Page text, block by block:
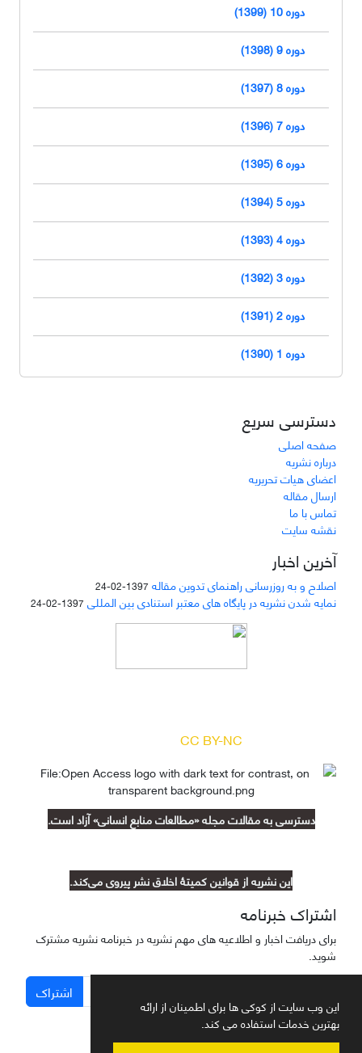
این وب سایت از کوکی ها برای اطمینان از ارائه
بهترین خدمات استفاده می کند.
دوره 10 (1399)
دوره 9 (1398)
دوره 8 (1397)
دوره 7 (1396)
دوره 6 (1395)
دوره 5 (1394)
دوره 4 (1393)
دوره 3 (1392)
دوره 2 (1391)
دوره 1 (1390)
دسترسی سریع
صفحه اصلی
درباره نشریه
اعضای هیات تحریریه
ارسال مقاله
تماس با ما
نقشه سایت
آخرین اخبار
اصلاح و به روزرسانی راهنمای تدوین مقاله 1397-02-24
نمایه شدن نشریه در پایگاه های معتبر استنادی بین المللی 1397-02-24
CC BY-NC
دسترسی به مقالات مجله «مطالعات منابع انسانی» آزاد است.
این نشریه از قوانین کمیتۀ اخلاق نشر پیروی می‌کند.
اشتراک خبرنامه
برای دریافت اخبار و اطلاعیه های مهم نشریه در خبرنامه نشریه مشترک
شوید.
اشتراک